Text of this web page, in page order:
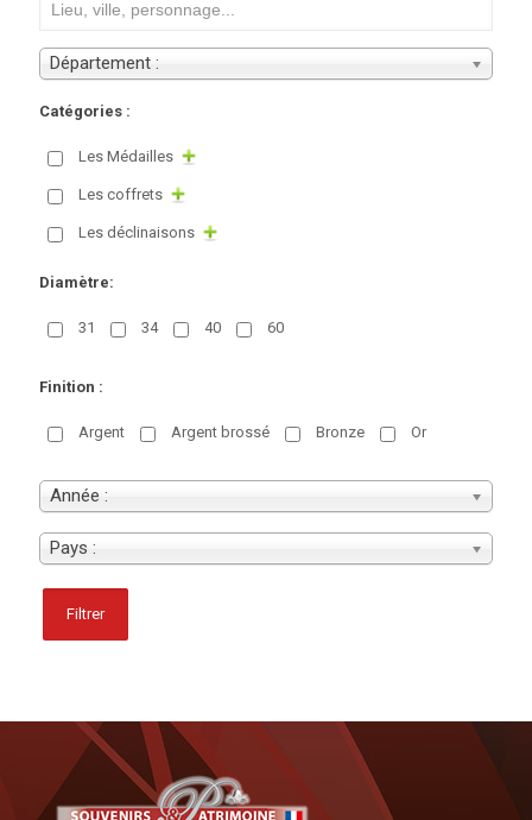
Département :
Catégories :
Les Médailles
Les coffrets
Les déclinaisons
Diamètre:
31 34 40 60
Finition :
Argent Argent brossé Bronze Or
Année :
Pays :
Filtrer